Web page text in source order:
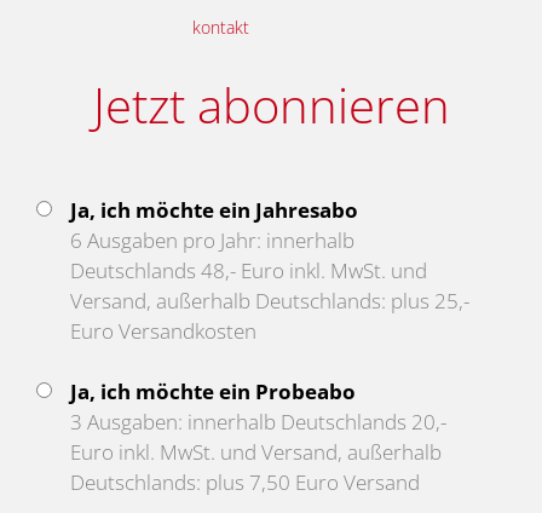
kontakt
Jetzt abonnieren
Ja, ich möchte ein Jahresabo
6 Ausgaben pro Jahr: innerhalb
Deutschlands 48,- Euro inkl. MwSt. und
Versand, außerhalb Deutschlands: plus 25,-
Euro Versandkosten
Ja, ich möchte ein Probeabo
3 Ausgaben: innerhalb Deutschlands 20,-
Euro inkl. MwSt. und Versand, außerhalb
Deutschlands: plus 7,50 Euro Versand